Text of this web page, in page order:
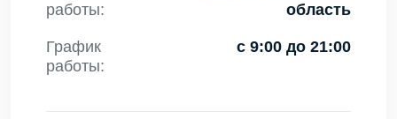
работы:
область
График
работы:
с 9:00 до 21:00